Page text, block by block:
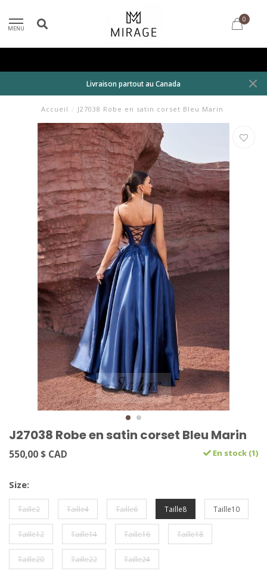
MENU
0
Livraison partout au Canada
Accueil / J27038 Robe en satin corset Bleu Marin
J27038 Robe en satin corset Bleu Marin
550,00 $ CAD En stock (1)
Size:
Taille2 Taille4 Taille6 Taille8 Taille10
Taille12 Taille14 Taille16 Taille18
Taille20 Taille22 Taille24